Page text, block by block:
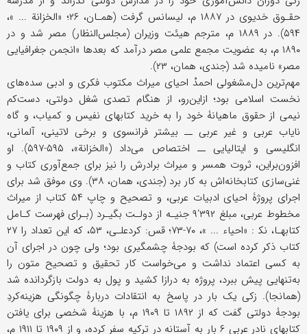
حقـوق خدیوی در ۱۸۸۷ م، لیسانس گرفت (همـان، ۲۶؛ «الخزانة ... »،
۵۹۴). در ۱۸۸۹ م، مترجم هیئت ‌وزیران (مجلس‌النظار) مصر شد و در
۱۸۹۰ م، به عضویت مجمع علمی مصر درآمد که بعدها «انجمن جغرافیایی
مصر» نامیده شد (جندی، همان، ۲۳).
مهم‌ترین دل‌‌مشغولی احمدْ احیای میراث مکتوب فکری و ادبی سده‌های
نخست اسلامی بود؛ ازاین‌رو، از هنگام تصدی شغل دولتی، دست‌کم
نیمی از حقوق ماهیانۀ خود را به خرید کتابهای نفیس و کمیاب، و گاه
نایاب عربی و غیر عربی ــ بیشتر فرانسوی و برخی لاتینی، آلمانی،
انگلیسی و ایتالیایی ــ اختصاص می‌داد («الخزانة»، ۵۹۵-۵۹۷). او
افزون‌براین، ثروت همسر و میراث برادرش را نیز برای جمع‌آوری کتاب و
غنی‌سازی کتابخانه‌اش به کار برد (جندی، همان، ۳۸). وی موفق شد برای
اجرای پروژۀ احیای ادبیات عربی، و تصحیح و چاپ ۵۴ کتاب از میراث
مخطوط عربی، مبلغ ۳۹۲‘۹ جنیـه از دولـت بگیـرد (بـرای فهرست کـامل
کتابهـا، نک‍‌ : «احیاء ... »، ۷۰-۷۳؛ قس: کردعلـی، ۵۳، که این تعداد را ۲۷
کتاب ذکر کرده است) که بودجۀ چشمگیری بود؛ ولی چون در اجرای آن
به کسی اعتماد نداشت و می‌خواست کار تحقیق و تصحیح متون را
به‌تنهایی پیش ببرد، پروژه به درازا کشید و پول به دولت بازگردانده شد
(همانجا). زکی یک‌ بار در پاسخ به انتقادات دربارۀ چگونگی هزینه‌کردِ
بودجۀ دولتی گفت که از ۱۸۹۲ تا ۱۹۰۹ م، با هزینۀ شخصی برای یافتن
کتابهای نادر عربی ۶ بار به آستانه در ترکیه سفر کرده، و از ۱۹۰۹ تا ۱۹۱۱ م،